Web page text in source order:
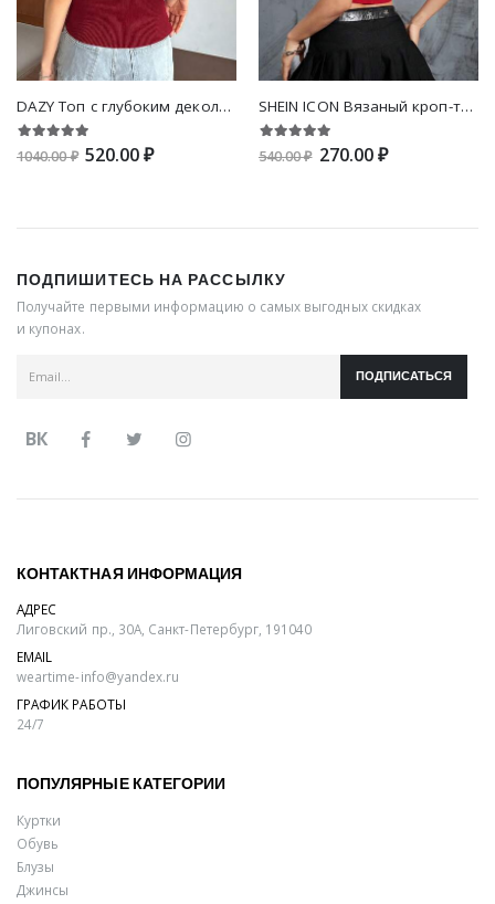
DAZY Топ с глубоким декольте с рукавом-реглан вязаный в рубчик
1040.00 ₽ 520.00 ₽
SHEIN ICON Вязаный кроп-топ в полоску с разрезом халтер с открытой спиной
540.00 ₽ 270.00 ₽
ПОДПИШИТЕСЬ НА РАССЫЛКУ
Получайте первыми информацию о самых выгодных скидках
и купонах.
ПОДПИСАТЬСЯ
ВК
КОНТАКТНАЯ ИНФОРМАЦИЯ
АДРЕС
Лиговский пр., 30А, Санкт-Петербург, 191040
EMAIL
weartime-info@yandex.ru
ГРАФИК РАБОТЫ
24/7
ПОПУЛЯРНЫЕ КАТЕГОРИИ
Куртки
Обувь
Блузы
Джинсы